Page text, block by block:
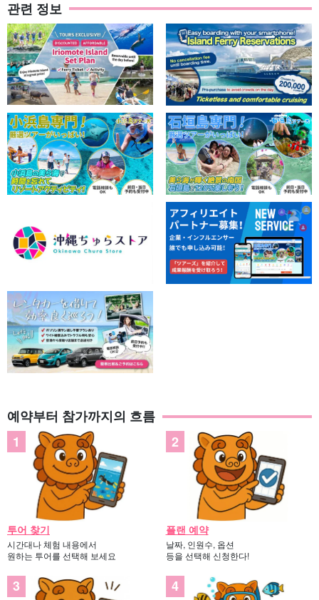
이리오모테 섬 (西表島)
섬 90%를 아열대 숲이 차지하고 있어 때묻지 않은 자연이 가득한 매
력적인 '이리오모테 섬'
15종의 국가지정 천연기념물이 서식하고 있으며, 주변 바다에는
400여 종의 산호와 바다 생물이 서식하고 있다!
그런 이리오모테 섬에서 압도적인 대자연을 체험해 보지 않겠습니
까?
↓↓ 일반 단품 플랜도 추천 ↓↓ ↓↓ ↓↓ ↓↓ ↓↓ ↓↓
【西表島/約3時間】大原港周辺開催！3歳から参加
OK☆国内最大の流域面積誇る『仲間川』マングローブ
カヤックツアー（No.104）
開始時間：9:20（または9:50）~12:30/13:30~16:30
필요한 시간약 3시간
8,800엔
이리오모테섬/1일】오오하라항 주변에서 개최! 아열대
정글을 모험☆ 맹그로브 카약 & 트레킹 투어《점심 포
함》(No.106)
開始時間：9:20-16:30
필요한 시간약 7시간
이리오모테 섬/일몰] 오오하라항 주변에서 개최! 환상적
필요한 시간약 2시간
8,000엔
관련 정보
예약부터 참가까지의 흐름
투어 찾기
시간대나 체험 내용에서
원하는 투어를 선택해 보세요
플랜 예약
날짜, 인원수, 옵션
등을 선택해 신청한다!